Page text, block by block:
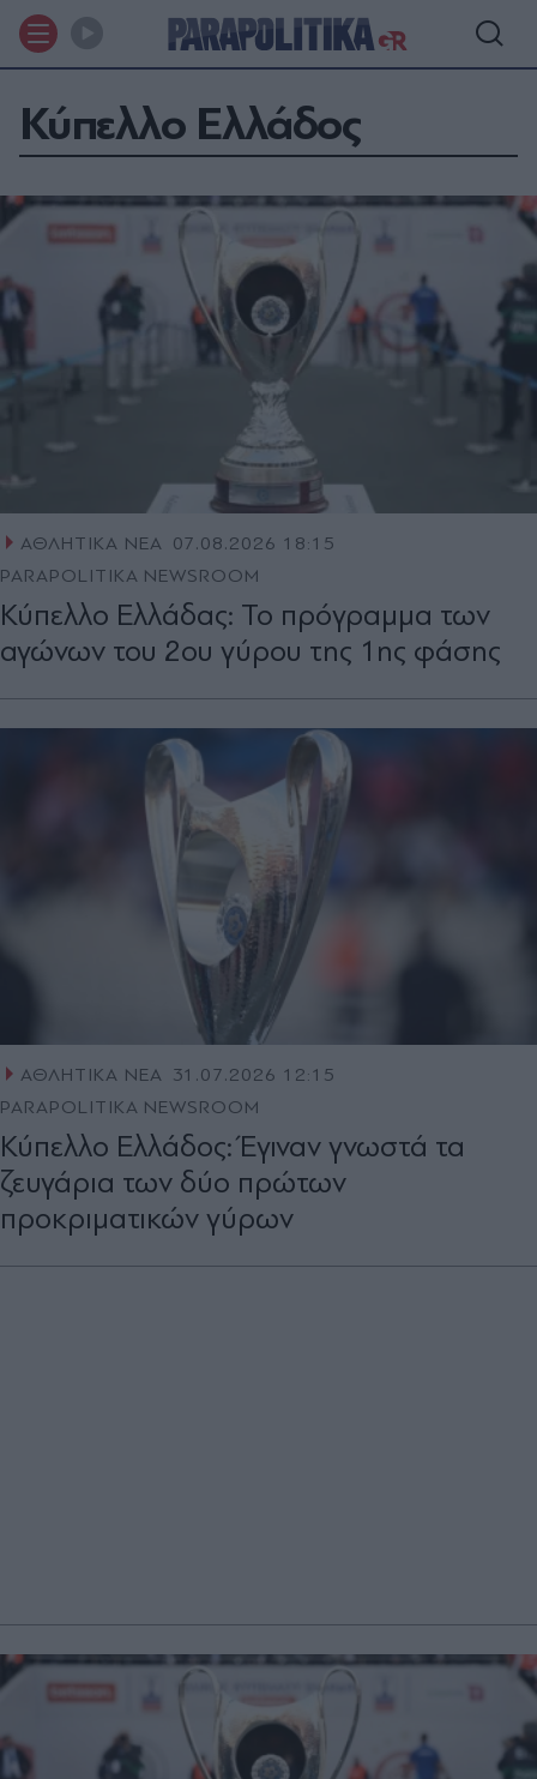
Κύπελλο Ελλάδος
ΑΘΛΗΤΙΚΑ ΝΕΑ 07.08.2026 18:15
PARAPOLITIKA NEWSROOM
Κύπελλο Ελλάδας: Το πρόγραμμα των
αγώνων του 2ου γύρου της 1ης φάσης
ΑΘΛΗΤΙΚΑ ΝΕΑ 31.07.2026 12:15
PARAPOLITIKA NEWSROOM
Κύπελλο Ελλάδος: Έγιναν γνωστά τα
ζευγάρια των δύο πρώτων
προκριματικών γύρων